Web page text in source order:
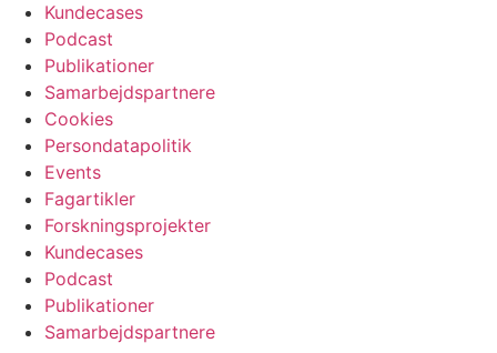
Kundecases
Podcast
Publikationer
Samarbejdspartnere
Cookies
Persondatapolitik
Events
Fagartikler
Forskningsprojekter
Kundecases
Podcast
Publikationer
Samarbejdspartnere